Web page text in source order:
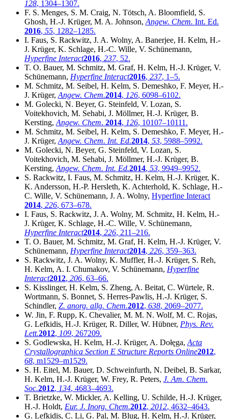
128, 1304–1307.
F. S. Menges, S. M. Craig, N. Tötsch, A. Bloomfield, S.
Ghosh, H.-J. Krüger, M. A. Johnson, Angew. Chem. Int. Ed.
2016, 55, 1282–1285.
I. Faus, S. Rackwitz, J. A. Wolny, A. Banerjee, H. Kelm, H.-
J. Krüger, K. Schlage, H.-C. Wille, V. Schünemann,
Hyperfine Interact2016, 237, 52.
T. O. Bauer, M. Schmitz, M. Graf, H. Kelm, H.-J. Krüger, V.
Schünemann, Hyperfine Interact2016, 237, 1–5.
M. Schmitz, M. Seibel, H. Kelm, S. Demeshko, F. Meyer, H.-
J. Krüger, Angew. Chem.2014, 126, 6098–6102.
M. Golecki, N. Beyer, G. Steinfeld, V. Lozan, S.
Voitekhovich, M. Sehabi, J. Möllmer, H.-J. Krüger, B.
Kersting, Angew. Chem. 2014, 126, 10107–10111.
M. Schmitz, M. Seibel, H. Kelm, S. Demeshko, F. Meyer, H.-
J. Krüger, Angew. Chem. Int. Ed.2014, 53, 5988–5992.
M. Golecki, N. Beyer, G. Steinfeld, V. Lozan, S.
Voitekhovich, M. Sehabi, J. Möllmer, H.-J. Krüger, B.
Kersting, Angew. Chem. Int. Ed.2014, 53, 9949–9952.
S. Rackwitz, I. Faus, M. Schmitz, H. Kelm, H.-J. Krüger, K.
K. Andersson, H.-P. Hersleth, K. Achterhold, K. Schlage, H.-
C. Wille, V. Schünemann, J. A. Wolny, Hyperfine Interact
2014, 226, 673–678.
I. Faus, S. Rackwitz, J. A. Wolny, M. Schmitz, H. Kelm, H.-
J. Krüger, K. Schlage, H.-C. Wille, V. Schünemann,
Hyperfine Interact2014, 226, 211–216.
T. O. Bauer, M. Schmitz, M. Graf, H. Kelm, H.-J. Krüger, V.
Schünemann, Hyperfine Interact2014, 226, 359–363.
S. Rackwitz, J. A. Wolny, K. Muffler, H.-J. Krüger, S. Reh,
H. Kelm, A. I. Chumakov, V. Schünemann, Hyperfine
Interact2012, 206, 63–66.
S. Kisslinger, H. Kelm, S. Zheng, A. Beitat, C. Würtele, R.
Wortmann, S. Bonnet, S. Herres-Pawlis, H.-J. Krüger, S.
Schindler, Z. anorg. allg. Chem.2012, 638, 2069–2077.
W. Jin, F. Rupp, K. Chevalier, M. M. N. Wolf, M. C. Rojas,
G. Lefkidis, H.-J. Krüger, R. Diller, W. Hübner, Phys. Rev.
Lett.2012, 109, 267209.
S. Godlewska, H. Kelm, H.-J. Krüger, A. Dołęga, Acta
Crystallographica Section E Structure Reports Online2012,
68, m1529–m1529.
S. H. Eitel, M. Bauer, D. Schweinfurth, N. Deibel, B. Sarkar,
H. Kelm, H.-J. Krüger, W. Frey, R. Peters, J. Am. Chem.
Soc.2012, 134, 4683–4693.
T. Brietzke, W. Mickler, A. Kelling, U. Schilde, H.-J. Krüger,
H.-J. Holdt, Eur. J. Inorg. Chem.2012, 2012, 4632–4643.
G. Lefkidis, C. Li, G. Pal, M. Blug, H. Kelm, H.-J. Krüger,